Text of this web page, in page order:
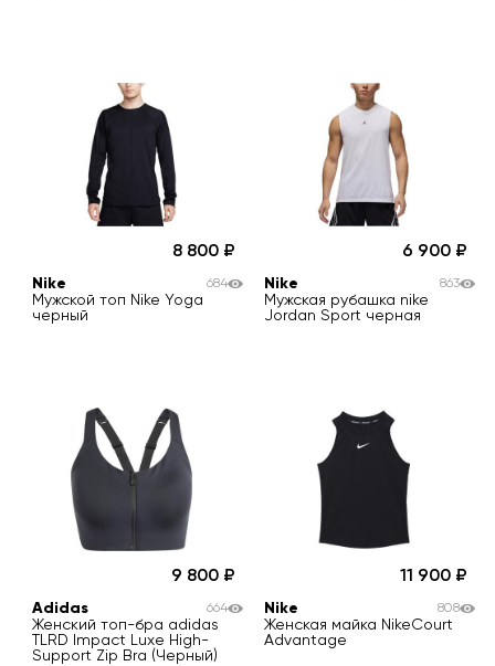
8 800
Nike
Мужской топ Nike Yoga
черный
684
6 900
Nike
Мужская рубашка nike
Jordan Sport черная
863
9 800
Adidas
Женский топ-бра adidas
TLRD Impact Luxe High-
Support Zip Bra (Черный)
664
11 900
Nike
Женская майка NikeCourt
Advantage
808